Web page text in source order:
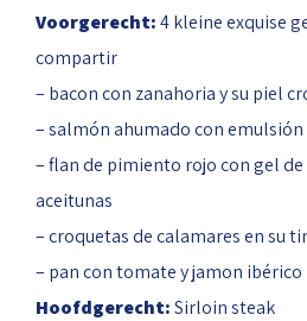
Voorgerecht:4 kleine exquise
compartir
– bacon con zanahoria y su piel
– salmón ahumado con
– flan de pimiento rojo con gel
aceitunas
– croquetas de calamares en su
– pan con tomate y jamon ibérico
Hoofdgerecht:Sirloin steak